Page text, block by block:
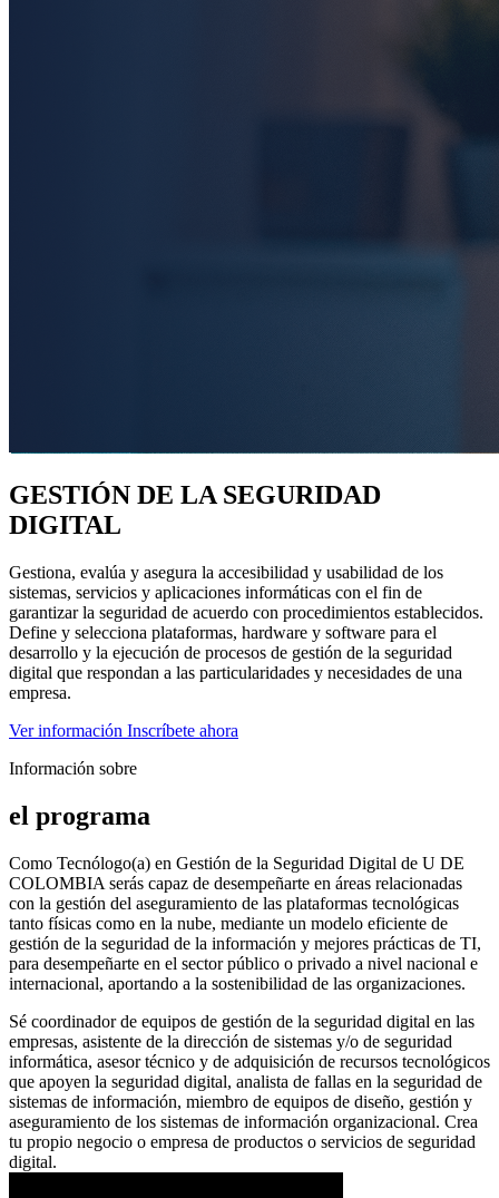
GESTIÓN DE LA SEGURIDAD
DIGITAL
Gestiona, evalúa y asegura la accesibilidad y usabilidad de los
sistemas, servicios y aplicaciones informáticas con el fin de
garantizar la seguridad de acuerdo con procedimientos establecidos.
Define y selecciona plataformas, hardware y software para el
desarrollo y la ejecución de procesos de gestión de la seguridad
digital que respondan a las particularidades y necesidades de una
empresa.
Ver información Inscríbete ahora
Información sobre
el programa
Como Tecnólogo(a) en Gestión de la Seguridad Digital de U DE
COLOMBIA serás capaz de desempeñarte en áreas relacionadas
con la gestión del aseguramiento de las plataformas tecnológicas
tanto físicas como en la nube, mediante un modelo eficiente de
gestión de la seguridad de la información y mejores prácticas de TI,
para desempeñarte en el sector público o privado a nivel nacional e
internacional, aportando a la sostenibilidad de las organizaciones.
Sé coordinador de equipos de gestión de la seguridad digital en las
empresas, asistente de la dirección de sistemas y/o de seguridad
informática, asesor técnico y de adquisición de recursos tecnológicos
que apoyen la seguridad digital, analista de fallas en la seguridad de
sistemas de información, miembro de equipos de diseño, gestión y
aseguramiento de los sistemas de información organizacional. Crea
tu propio negocio o empresa de productos o servicios de seguridad
digital.